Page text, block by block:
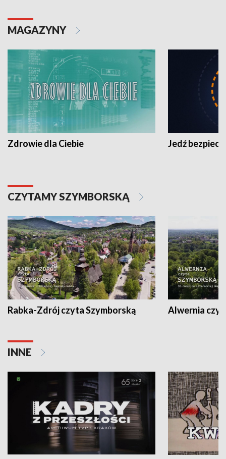
MAGAZYNY
Zdrowie dla Ciebie Jedź
CZYTAMY SZYMBORSKĄ
Rabka-Zdrój czyta Szymborską Alwernia
INNE